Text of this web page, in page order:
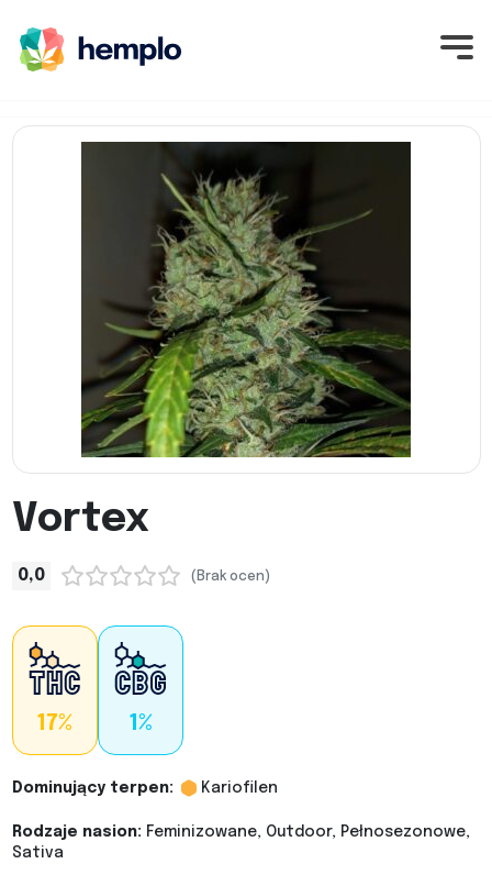
Vortex
0,0 (Brak ocen)
17% 1%
Dominujący terpen: Kariofilen
Rodzaje nasion: Feminizowane, Outdoor, Pełnosezonowe,
Sativa